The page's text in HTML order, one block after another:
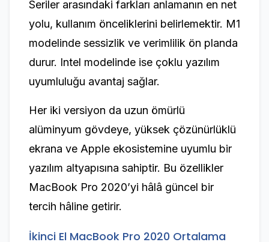
Seriler arasındaki farkları anlamanın en net
yolu, kullanım önceliklerini belirlemektir. M1
modelinde sessizlik ve verimlilik ön planda
durur. Intel modelinde ise çoklu yazılım
uyumluluğu avantaj sağlar.
Her iki versiyon da uzun ömürlü
alüminyum gövdeye, yüksek çözünürlüklü
ekrana ve Apple ekosistemine uyumlu bir
yazılım altyapısına sahiptir. Bu özellikler
MacBook Pro 2020’yi hâlâ güncel bir
tercih hâline getirir.
İkinci El MacBook Pro 2020 Ortalama